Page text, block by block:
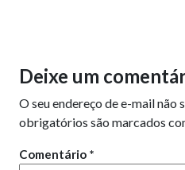
Deixe um
O seu endereço de e-mail não
obrigatórios são marcados
Comentário *